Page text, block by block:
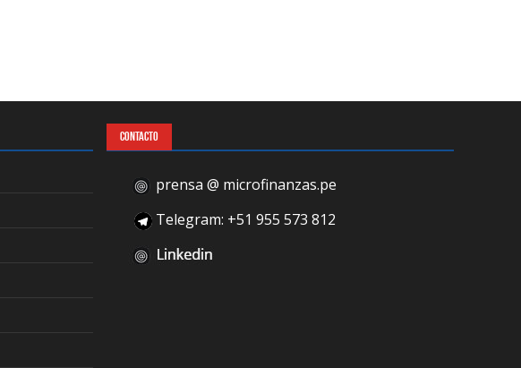
CONTACTO
prensa @ microfinanzas.pe
Telegram: +51 955 573 812